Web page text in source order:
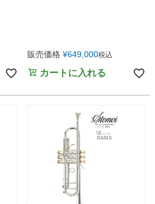
販売価格 ¥649,000税込
カートに入れる